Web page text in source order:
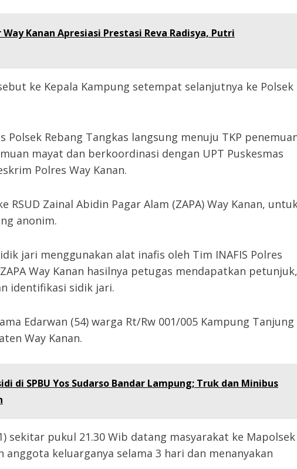
Kanan Apresiasi Prestasi Reva Radisya, Putri
ke Kepala Kampung setempat selanjutnya ke Polsek
Rebang Tangkas langsung menuju TKP
mayat dan berkoordinasi dengan UPT Puskesmas
Polres Way Kanan.
Zainal Abidin Pagar Alam (ZAPA) Way Kanan,
anonim.
jari menggunakan alat inafis oleh Tim INAFIS Polres
Way Kanan hasilnya petugas mendapatkan petunjuk,
identifikasi sidik jari.
Edarwan (54) warga Rt/Rw 001/005 Kampung Tanjung
Way Kanan.
di SPBU Yos Sudarso Bandar Lampung; Truk dan Minibus
sekitar pukul 21.30 Wib datang masyarakat ke Mapolsek
anggota keluarganya selama 3 hari dan menanyakan